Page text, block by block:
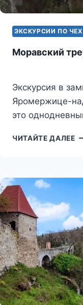
ЭКСКУРСИИ ПО
Моравский
Экскурсия в
Яромержице-
это
ЧИТАЙТЕ ДАЛЕЕ